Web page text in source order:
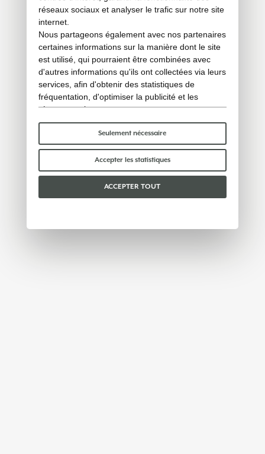
réseaux sociaux et analyser le trafic sur notre site
internet.
Nous partageons également avec nos partenaires
certaines informations sur la manière dont le site
est utilisé, qui pourraient être combinées avec
d'autres informations qu'ils ont collectées via leurs
services, afin d'obtenir des statistiques de
fréquentation, d'optimiser la publicité et les
réseaux sociaux.
Certains cookies « techniques » sont
indispensables au bon fonctionnement du site et
ne traitent ni ne partagent aucune donnée
personnelle avec des tiers. Pour en savoir plus,
vous pouvez consulter notrepolitique en matière
Veuillez choisir les cookies que vous acceptez :
Seulement nécessaire
Accepter les statistiques
ACCEPTER TOUT